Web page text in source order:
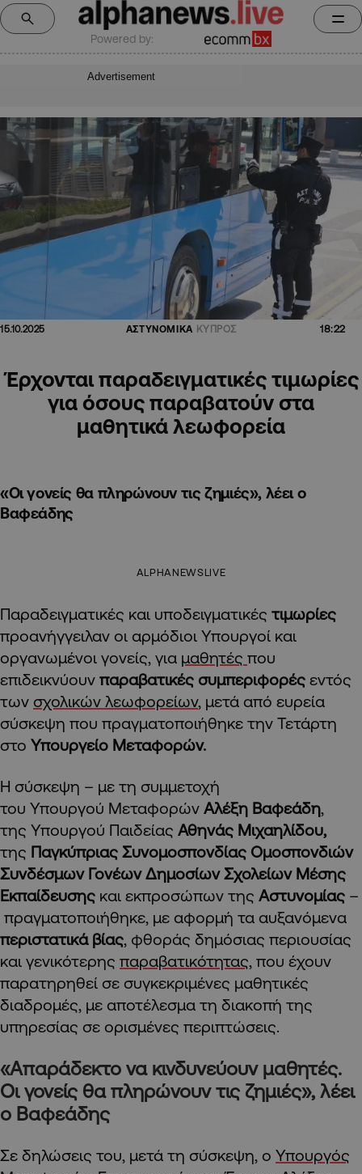
Powered by:
Advertisement
15.10.2025 ΑΣΤΥΝΟΜΙΚΑ ΚΥΠΡΟΣ 18:22
Έρχονται παραδειγματικές τιμωρίες
για όσους παραβατούν στα
μαθητικά λεωφορεία
«Οι γονείς θα πληρώνουν τις ζημιές», λέει ο
Βαφεάδης
ALPHANEWSLIVE
Παραδειγματικές και υποδειγματικές τιμωρίες
προανήγγειλαν οι αρμόδιοι Υπουργοί και
οργανωμένοι γονείς, για μαθητές που
επιδεικνύουν παραβατικές συμπεριφορές εντός
των σχολικών λεωφορείων, μετά από ευρεία
σύσκεψη που πραγματοποιήθηκε την Τετάρτη
στο Υπουργείο Μεταφορών.
Η σύσκεψη – με τη συμμετοχή
του Υπουργού Μεταφορών Αλέξη Βαφεάδη,
της Υπουργού Παιδείας Αθηνάς Μιχαηλίδου,
της Παγκύπριας Συνομοσπονδίας Ομοσπονδιών
Συνδέσμων Γονέων Δημοσίων Σχολείων Μέσης
Εκπαίδευσης και εκπροσώπων της Αστυνομίας –
πραγματοποιήθηκε, με αφορμή τα αυξανόμενα
περιστατικά βίας, φθοράς δημόσιας περιουσίας
και γενικότερης παραβατικότητας, που έχουν
παρατηρηθεί σε συγκεκριμένες μαθητικές
διαδρομές, με αποτέλεσμα τη διακοπή της
υπηρεσίας σε ορισμένες περιπτώσεις.
«Απαράδεκτο να κινδυνεύουν μαθητές.
Οι γονείς θα πληρώνουν τις ζημιές», λέει
ο Βαφεάδης
Σε δηλώσεις του, μετά τη σύσκεψη, ο Υπουργός